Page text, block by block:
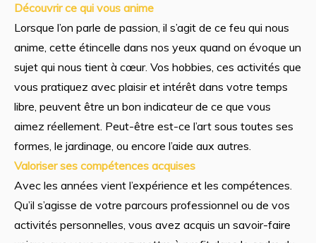
Découvrir ce qui vous anime
Lorsque l’on parle de passion, il s’agit de ce feu qui nous
anime, cette étincelle dans nos yeux quand on évoque un
sujet qui nous tient à cœur. Vos hobbies, ces activités que
vous pratiquez avec plaisir et intérêt dans votre temps
libre, peuvent être un bon indicateur de ce que vous
aimez réellement. Peut-être est-ce l’art sous toutes ses
formes, le jardinage, ou encore l’aide aux autres.
Valoriser ses compétences acquises
Avec les années vient l’expérience et les compétences.
Qu’il s’agisse de votre parcours professionnel ou de vos
activités personnelles, vous avez acquis un savoir-faire